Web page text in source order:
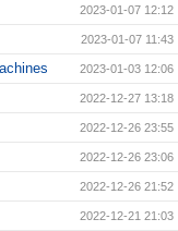
2023-01-07 12:12
2023-01-07 11:43
2023-01-03 12:06
2022-12-27 13:18
2022-12-26 23:55
2022-12-26 23:06
2022-12-26 21:52
2022-12-21 21:03